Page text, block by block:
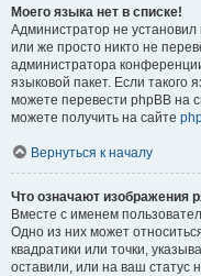
Моего языка нет в списке!
Администратор не
или же просто никто не
администратора
языковой пакет. Если такого
можете перевести phpBB на
можете получить на сайте
Вернуться к началу
Что означают изображения
Вместе с именем
Одно из них может
квадратики или точки,
оставили, или на ваш статус